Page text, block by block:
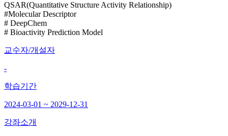
QSAR(Quantitative Structure Activity Relationship)
#Molecular Descriptor
# DeepChem
# Bioactivity Prediction Model
교수자/개설자
-
학습기간
2024-03-01 ~ 2029-12-31
강좌소개